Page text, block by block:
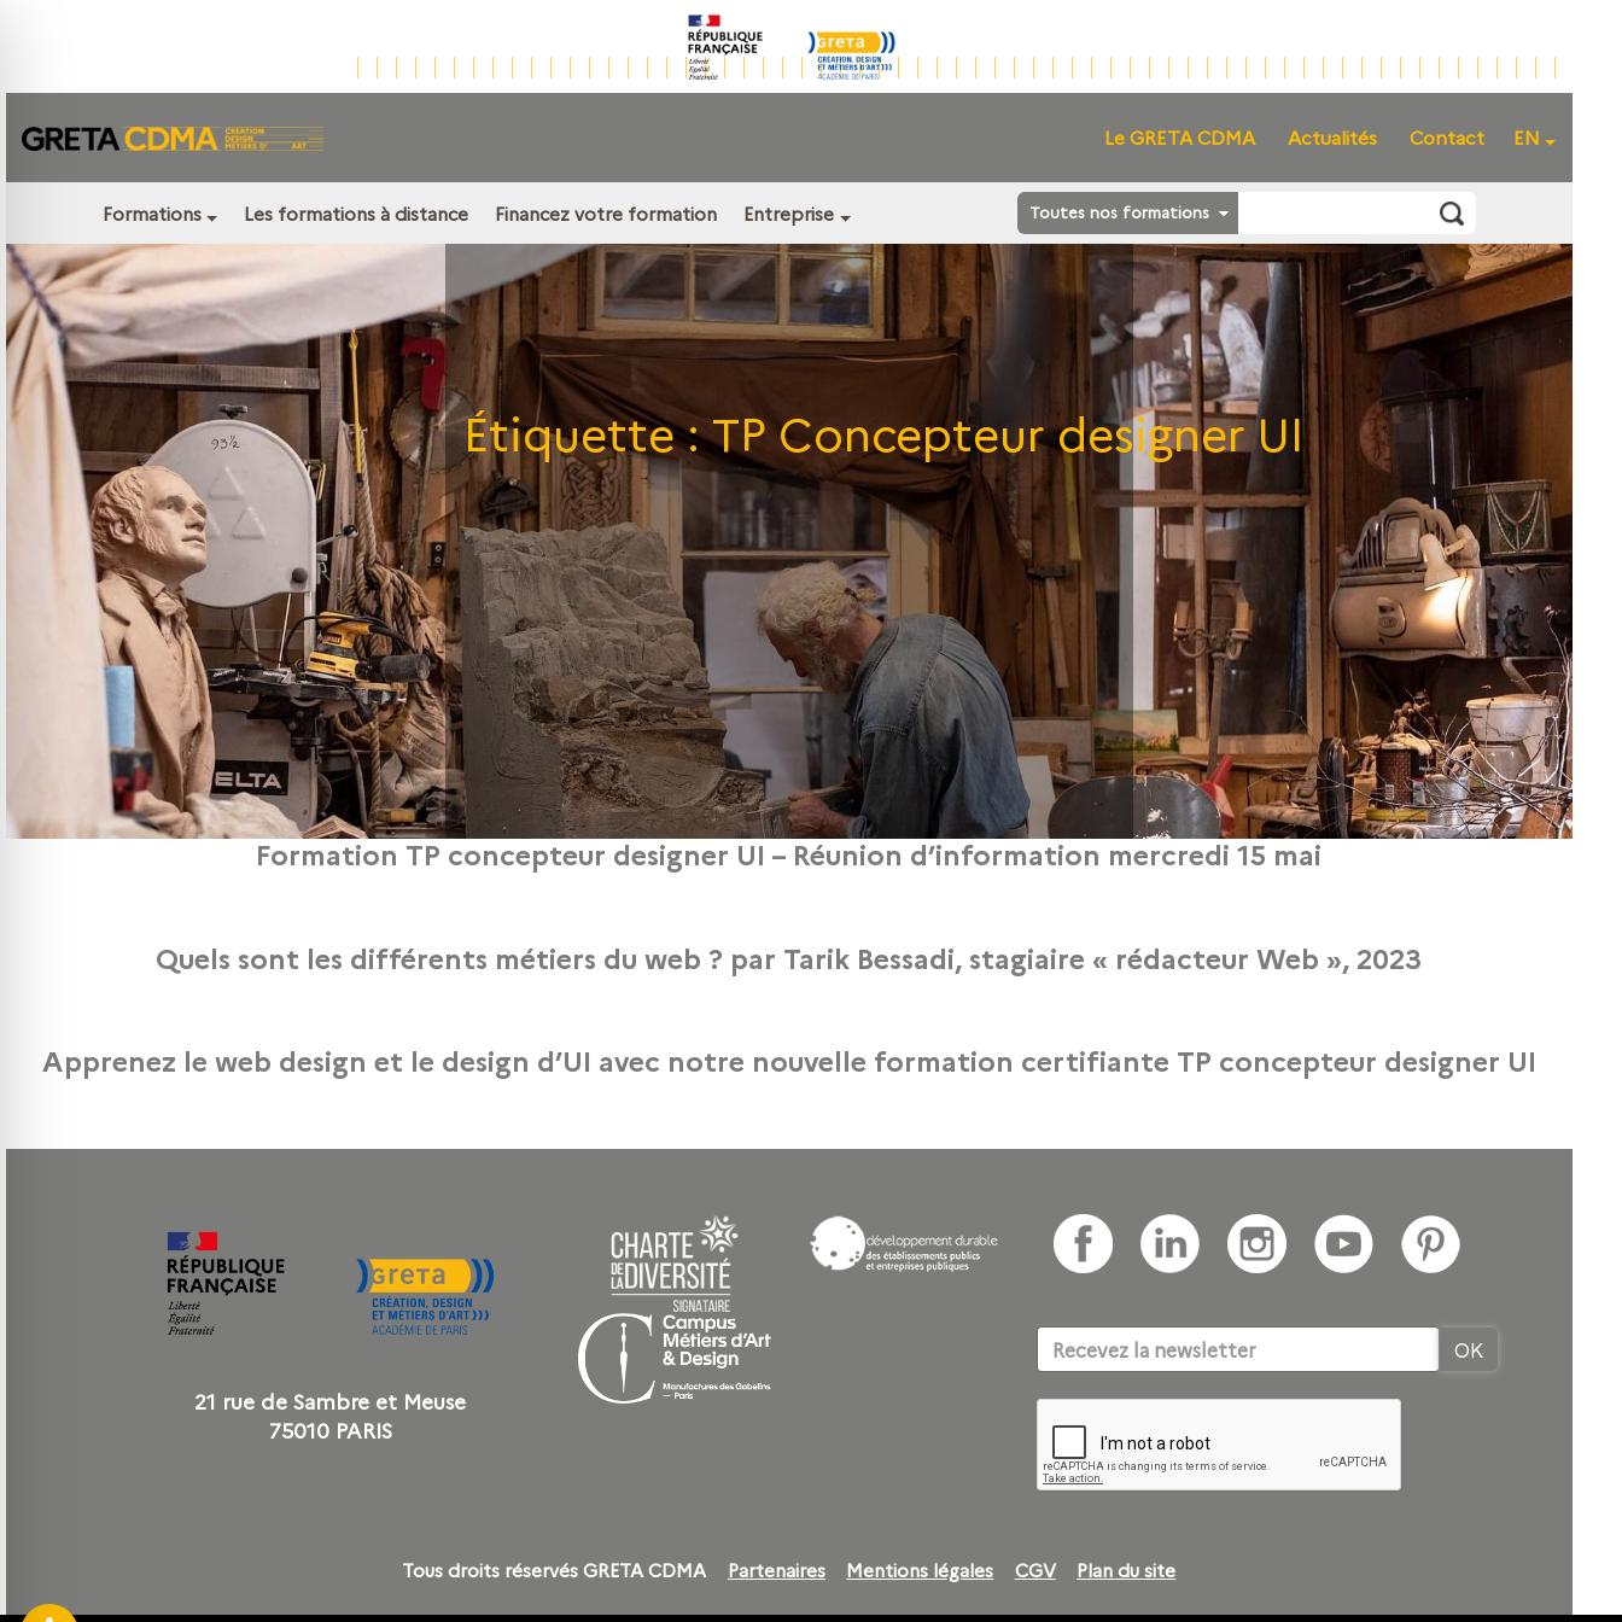
EN
Le GRETA CDMA Actualités Contact
Formations Les formations à distance Financez votre formation Entreprise Toutes nos formations
Étiquette :TP Concepteur designer UI
Formation TP concepteur designer UI – Réunion d’information mercredi 15 mai
Quels sont les différents métiers du web ? par Tarik Bessadi, stagiaire « rédacteur Web », 2023
Apprenez le web design et le design d’UI avec notre nouvelle formation certifiante TP concepteur designer UI
21 rue de Sambre et Meuse
75010 PARIS
Tous droits réservés GRETA CDMA Partenaires Mentions légales CGV Plan du site